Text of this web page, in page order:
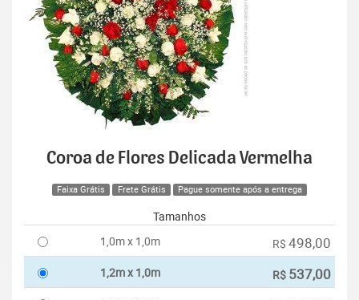
Coroa de Flores Delicada Vermelha
Faixa Grátis Frete Grátis Pague somente após a entrega
Tamanhos
1,0m x 1,0m
R$ 498,00
1,2m x 1,0m R$ 537,00